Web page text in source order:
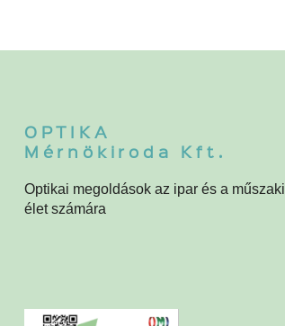
OPTIKA
Mérnökiroda Kft.
Optikai megoldások az ipar és a műszaki
élet számára